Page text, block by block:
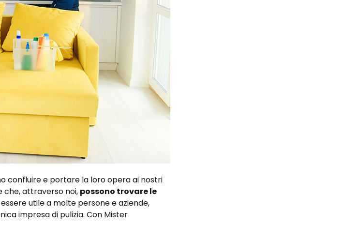
confluire e portare la loro opera ai nostri
che, attraverso noi, possono trovare le
utile a molte persone e aziende,
impresa di pulizia. Con Mister